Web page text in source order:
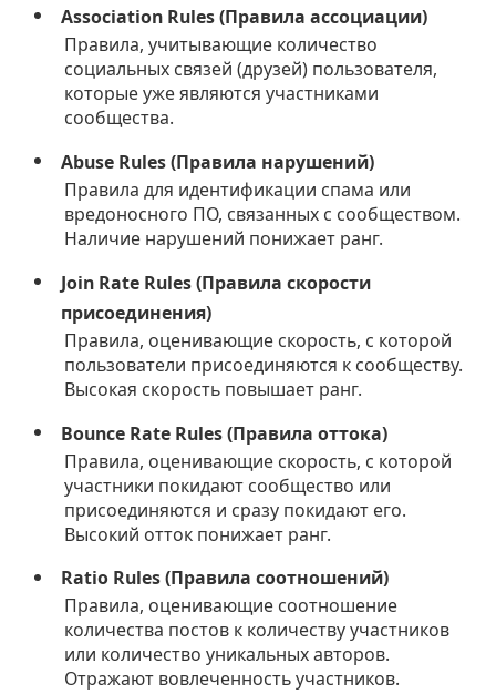
Association Rules (Правила ассоциации)
Правила, учитывающие количество
социальных связей (друзей) пользователя,
которые уже являются участниками
сообщества.
Abuse Rules (Правила нарушений)
Правила для идентификации спама или
вредоносного ПО, связанных с сообществом.
Наличие нарушений понижает ранг.
Join Rate Rules (Правила скорости
присоединения)
Правила, оценивающие скорость, с которой
пользователи присоединяются к сообществу.
Высокая скорость повышает ранг.
Bounce Rate Rules (Правила оттока)
Правила, оценивающие скорость, с которой
участники покидают сообщество или
присоединяются и сразу покидают его.
Высокий отток понижает ранг.
Ratio Rules (Правила соотношений)
Правила, оценивающие соотношение
количества постов к количеству участников
или количество уникальных авторов.
Отражают вовлеченность участников.